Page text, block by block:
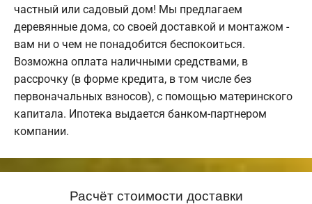
частный или садовый дом! Мы предлагаем
деревянные дома, со своей доставкой и монтажом -
вам ни о чем не понадобится беспокоиться.
Возможна оплата наличными средствами, в
рассрочку (в форме кредита, в том числе без
первоначальных взносов), с помощью материнского
капитала. Ипотека выдается банком-партнером
компании.
Расчёт стоимости доставки